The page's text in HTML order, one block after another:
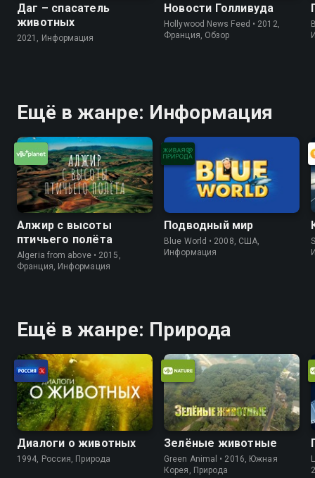
Даг – спасатель
животных
2021, Информация
Новости Голливуда
Hollywood News Feed • 2012,
Франция, Обзор
Ещё в жанре: Информация
Алжир с высоты
птичьего полёта
Algeria from above • 2015,
Франция, Информация
Подводный мир
Blue World • 2008, США,
Информация
Ещё в жанре: Природа
Диалоги о животных
1994, Россия, Природа
Зелёные животные
Green Animal • 2016, Южная
Корея, Природа